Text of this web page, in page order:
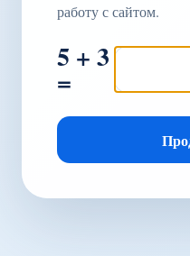
работу с сайтом.
5 + 3
=